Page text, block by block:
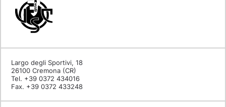
Largo degli Sportivi, 18
26100 Cremona (CR)
Tel. +39 0372 434016
Fax. +39 0372 433248